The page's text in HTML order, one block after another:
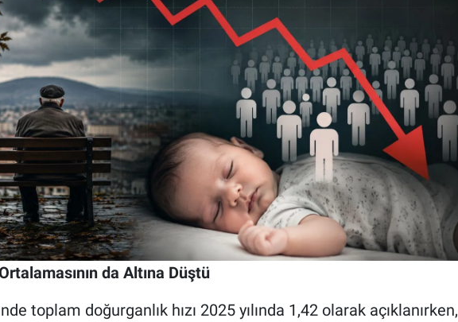
da Altına Düştü
toplam doğurganlık hızı 2025 yılında 1,42 olarak açıklanırken,